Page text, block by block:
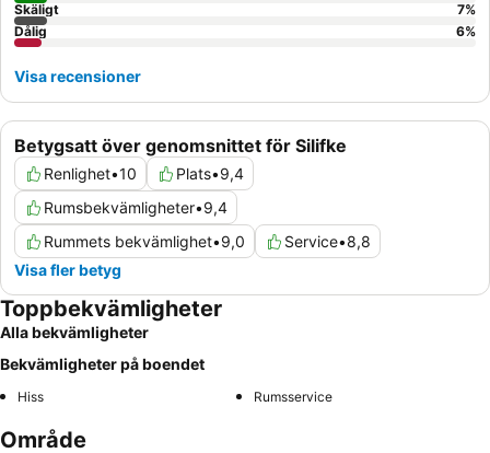
Betygsatt över genomsnittet för Silifke
Renlighet•10 Plats•9,4
Rumsbekvämligheter•9,4
Rummets bekvämlighet•9,0 Service•8,8
Visa fler betyg
Skäligt
7%
Dålig
6%
Visa recensioner
Toppbekvämligheter
Alla bekvämligheter
Bekvämligheter på boendet
Hiss Rumsservice
Område